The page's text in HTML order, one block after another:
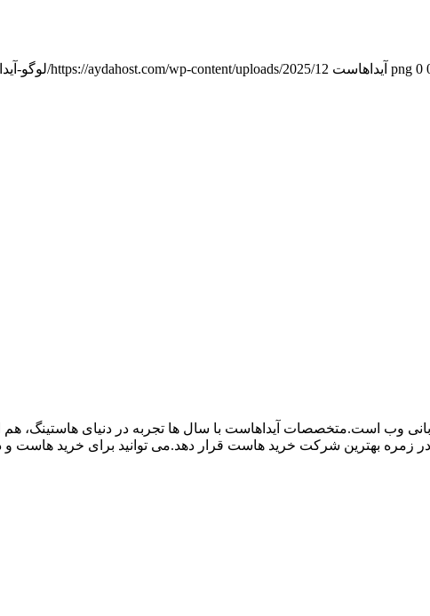
0 آیداهاست https://aydahost.com/wp-content/uploads/2025/12/لوگو-آیداهاست.png
وب است.متخصصات آیداهاست با سال ها تجربه در دنیای هاستینگ،
زمره بهترین شرکت خرید هاست قرار دهد.می توانید برای خرید هاست و